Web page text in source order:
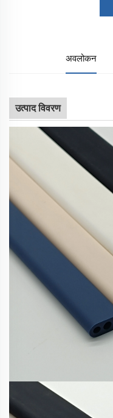
अवलोकन
उत्पाद विवरण